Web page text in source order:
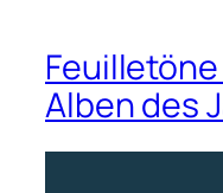
Alben des